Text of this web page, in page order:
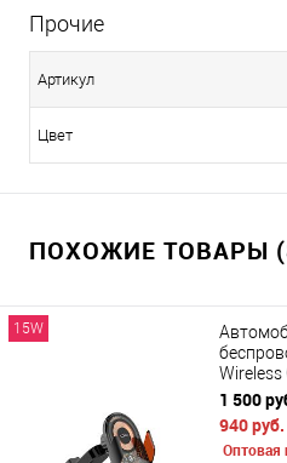
Прочие
Артикул
Цвет
ПОХОЖИЕ ТОВАРЫ
15W
Wireless
1 500
940 руб.
Оптовая